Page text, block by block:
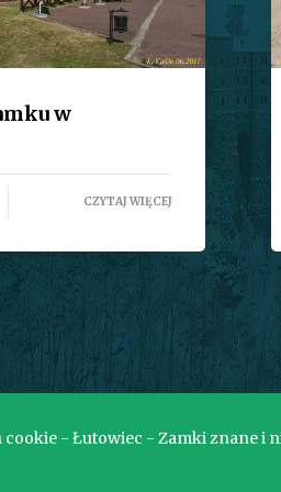
w
CZYTAJ WIĘCEJ
- Łutowiec - Zamki znane i